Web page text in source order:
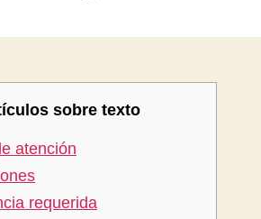
sobre texto
atención
requerida